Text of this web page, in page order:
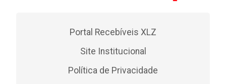
Portal Recebíveis XLZ
Site Institucional
Política de Privacidade